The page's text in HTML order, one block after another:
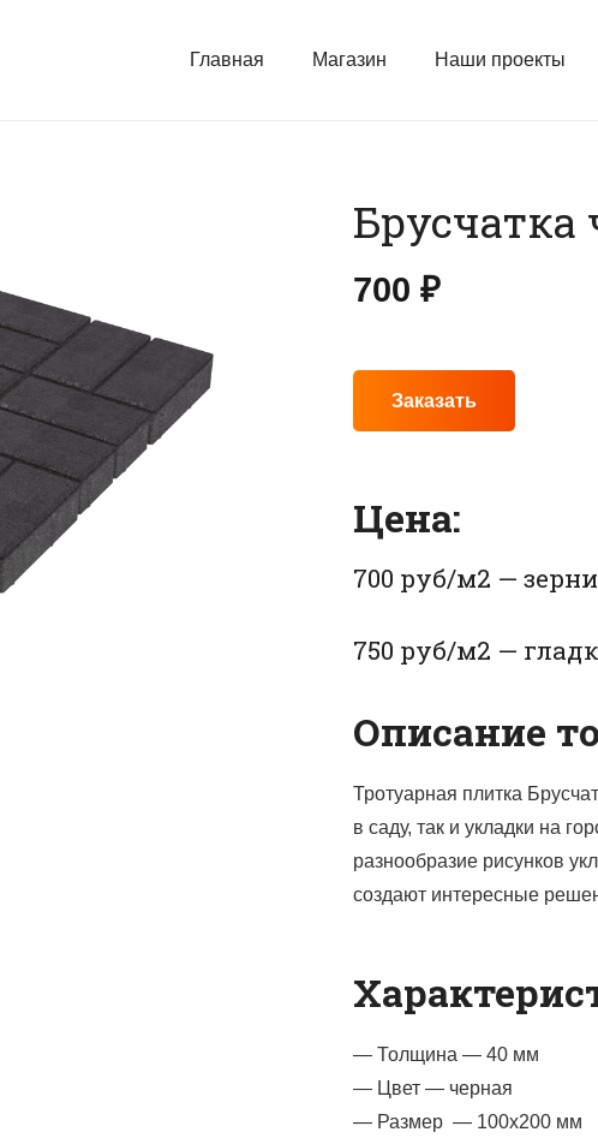
Главная Магазин Наши проекты
Брусчатка
700 ₽
Заказать
Цена:
700 руб/м2 —
750 руб/м2 —
Описание
Тротуарная плитка
в саду, так и укладки на
разнообразие рисунков
создают интересные
— Толщина — 40 мм
— Цвет — черная
— Размер — 100х200 мм